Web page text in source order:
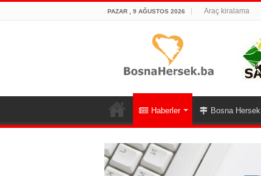
PAZAR , 9 AĞUSTOS 2026 Araç kiralama
Haberler Bosna Hersek